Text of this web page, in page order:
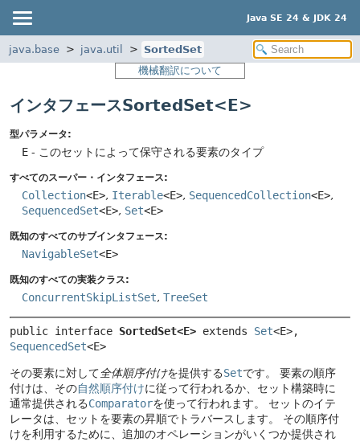
Java SE 24 & JDK 24
java.base java.util
SortedSet
機械翻訳について
インタフェースSortedSet<E>
型パラメータ:
E - このセットによって保守される要素のタイプ
すべてのスーパー・インタフェース:
Collection<E>, Iterable<E>, SequencedCollection<E>,
SequencedSet<E>, Set<E>
既知のすべてのサブインタフェース:
NavigableSet<E>
既知のすべての実装クラス:
ConcurrentSkipListSet, TreeSet
public interface SortedSet<E> extends Set
SequencedSet<E>
その要素に対して全体順序付けを提供するSetです。
要素の順序
付けは、その自然順序付けに従って行われるか、セット構築時に
通常提供されるComparatorを使って行われます。
セットのイテ
レータは、セットを要素の昇順でトラバースします。
その順序付
けを利用するために、追加のオペレーションがいくつか提供され